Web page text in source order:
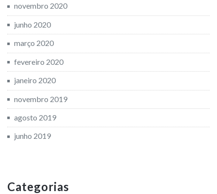
novembro 2020
junho 2020
março 2020
fevereiro 2020
janeiro 2020
novembro 2019
agosto 2019
junho 2019
Categorias